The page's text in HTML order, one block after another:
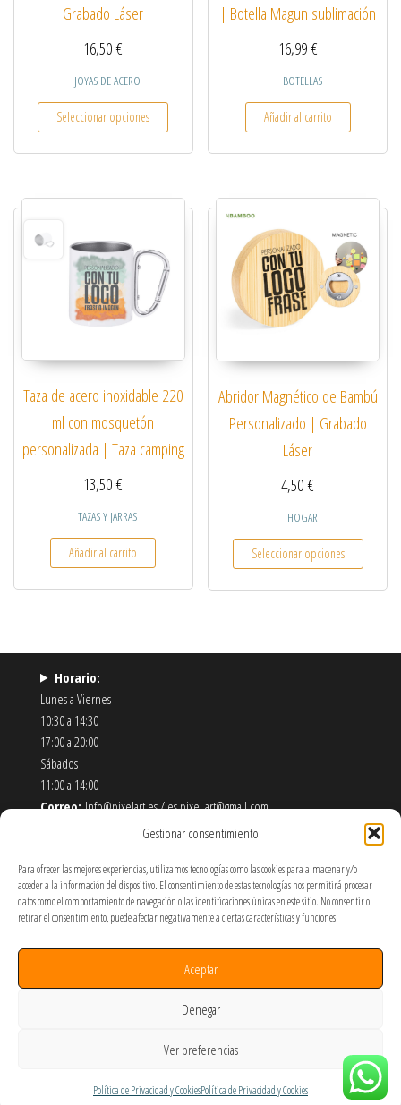
Gestionar consentimiento
Para ofrecer las mejores experiencias, utilizamos tecnologías como las cookies para almacenar y/o
acceder a la información del dispositivo. El consentimiento de estas tecnologías nos permitirá procesar
datos como el comportamiento de navegación o las identificaciones únicas en este sitio. No consentir o
retirar el consentimiento, puede afectar negativamente a ciertas características y funciones.
Aceptar
Denegar
Ver preferencias
Política de Privacidad y CookiesPolítica de Privacidad y Cookies
Grabado Láser
16,50€
JOYAS DE ACERO
Seleccionar opciones
Este producto tiene múltiples variantes. Las
| Botella Magun sublimación
16,99€
BOTELLAS
Añadir al carrito
Taza de acero inoxidable 220
ml con mosquetón
personalizada | Taza camping
13,50€
TAZAS Y JARRAS
Añadir al carrito
Abridor Magnético de Bambú
Personalizado | Grabado
Láser
4,50€
HOGAR
Seleccionar opciones
Este
Horario:
Lunes a Viernes
10:30 a 14:30
17:00 a 20:00
Sábados
11:00 a 14:00
Correo:Info@pixelart.es / es.pixel.art@gmail.com
910 56 55 72
Móstoles-Madrid
Política de Envíos y Devoluciones
Taza mágica personalizada 330 ml | Taza que cambia con el
Leer más